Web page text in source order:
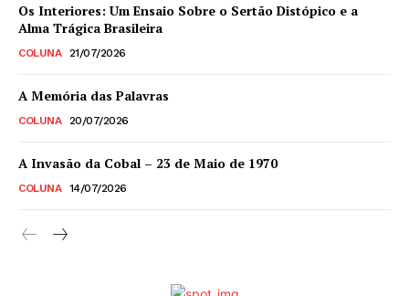
Os Interiores: Um Ensaio Sobre o Sertão Distópico e a
Alma Trágica Brasileira
COLUNA 21/07/2026
A Memória das Palavras
COLUNA 20/07/2026
A Invasão da Cobal – 23 de Maio de 1970
COLUNA 14/07/2026